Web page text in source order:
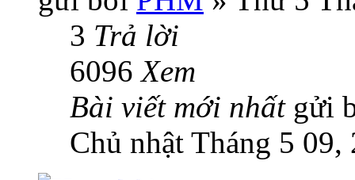
3 Trả lời
6096Xem
Bài viết mới nhất gửi
Chủ nhật Tháng 5 09,